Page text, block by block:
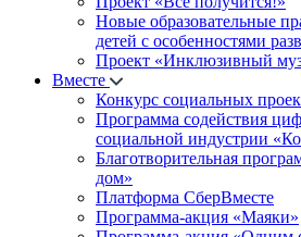
Новые образовательные
детей с особенностями
Проект «Инклюзивный
Вместе
Конкурс социальных
Программа содействия
социальной индустрии
Благотворительная
дом»
Платформа СберВместе
Программа-акция «Маяки»